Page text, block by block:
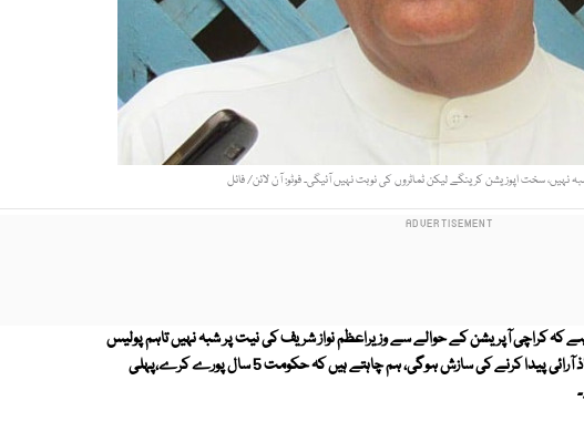
نہیں، سخت اپوزیشن کرینگے لیکن ٹماٹروں کی نوبت نہیں آئیگی۔ فوٹو: آن لائن/ فائل
کہ کراچی آپریشن کے حوالے سے وزیراعظم نواز شریف کی نیت پر شبہ نہیں تاہم پولیس
کے محکمہ میں سندھ حکومت کی مرضی کے بغیر تبادلے محاذ آرائی پیدا کرنے کی سازش ہوگی، ہم چاہتے ہیں کہ حکومت 5 سال پورے کرے،پہلی